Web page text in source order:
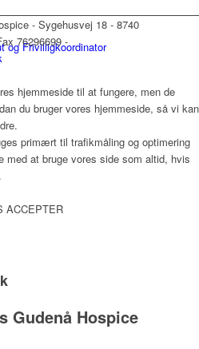
og Frivilligkoordinator
- Sygehusvej 18 - 8740
76296699 -
hjemmeside til at fungere, men de
du bruger vores hjemmeside, så vi kan
primært til trafikmåling og optimering
at bruge vores side som altid, hvis
ACCEPTER
Gudenå Hospice